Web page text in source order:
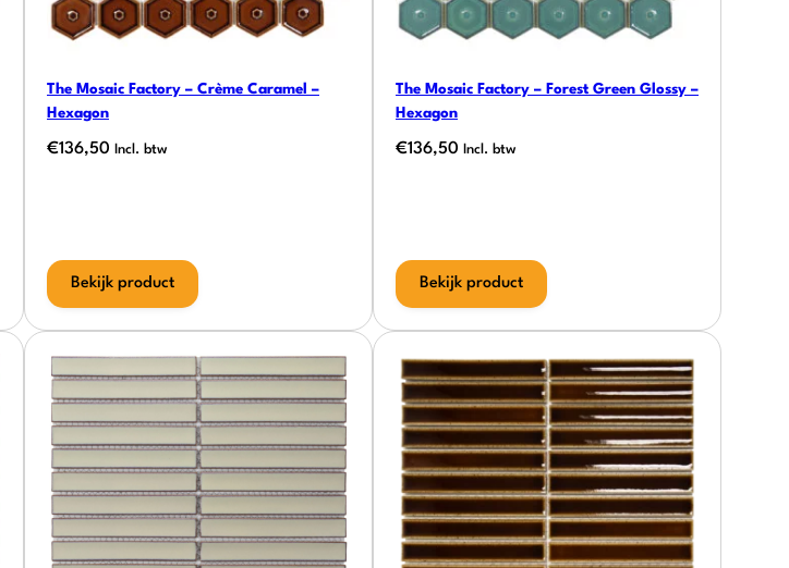
The Mosaic Factory – Crème Caramel –
Hexagon
€136,50 Incl. btw
Bekijk product
The Mosaic Factory – Forest Green Glossy –
Hexagon
€136,50 Incl. btw
Bekijk product